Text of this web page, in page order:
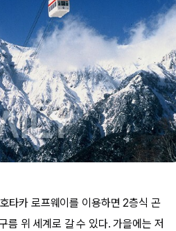
타카 로프웨이를 이용하면 2층식 곤
름 위 세계로 갈 수 있다. 가을에는 저